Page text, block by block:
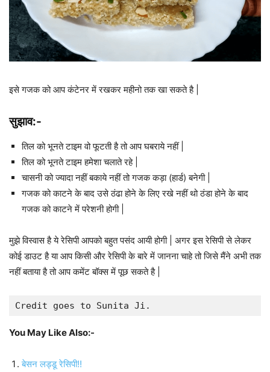
इसे गजक को आप कंटेनर में रखकर महीनो तक खा सकते है |
सुझाव:-
तिल को भूनते टाइम वो फूटती है तो आप घबराये नहीं |
तिल को भूनते टाइम हमेशा चलाते रहे |
चासनी को ज्यादा नहीं बकाये नहीं तो गजक कड़ा (हार्ड) बनेगी |
गजक को काटने के बाद उसे ठंढा होने के लिए रखे नहीं थो ठंडा होने के बाद
गजक को काटने में परेशनी होगी |
मुझे विस्वास है ये रेसिपी आपको बहुत पसंद आयी होगी | अगर इस रेसिपी से लेकर
कोई डाउट है या आप किसी और रेसिपी के बारे में जानना चाहे तो जिसे मैंने अभी तक
नहीं बताया है तो आप कमेंट बॉक्स में पूछ सकते है |
Credit goes to Sunita Ji.
You May Like Also:-
बेसन लड्डू रेसिपी!!